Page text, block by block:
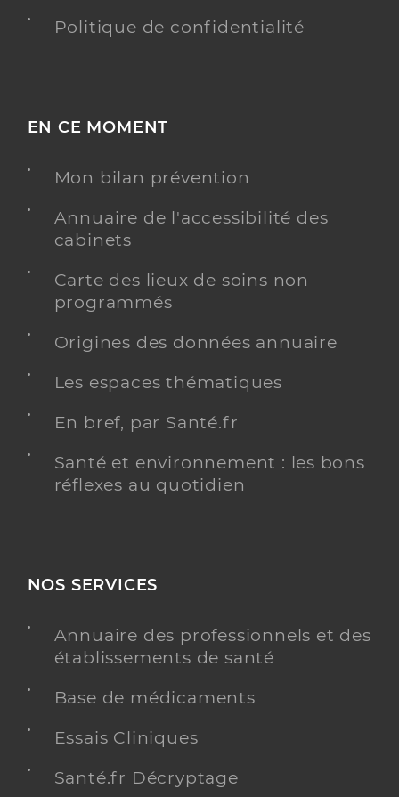
Politique de confidentialité
EN CE MOMENT
Mon bilan prévention
Annuaire de l'accessibilité des
cabinets
Carte des lieux de soins non
programmés
Origines des données annuaire
Les espaces thématiques
En bref, par Santé.fr
Santé et environnement : les bons
réflexes au quotidien
NOS SERVICES
Annuaire des professionnels et des
établissements de santé
Base de médicaments
Essais Cliniques
Santé.fr Décryptage